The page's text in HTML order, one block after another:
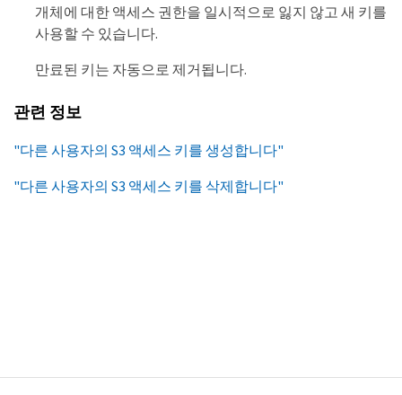
개체에 대한 액세스 권한을 일시적으로 잃지 않고 새 키를
사용할 수 있습니다.
만료된 키는 자동으로 제거됩니다.
관련 정보
"다른 사용자의 S3 액세스 키를 생성합니다"
"다른 사용자의 S3 액세스 키를 삭제합니다"